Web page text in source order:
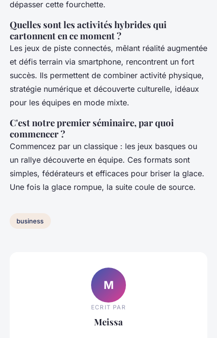
dépasser cette fourchette.
Quelles sont les activités hybrides qui
cartonnent en ce moment ?
Les jeux de piste connectés, mêlant réalité augmentée
et défis terrain via smartphone, rencontrent un fort
succès. Ils permettent de combiner activité physique,
stratégie numérique et découverte culturelle, idéaux
pour les équipes en mode mixte.
C'est notre premier séminaire, par quoi
commencer ?
Commencez par un classique : les jeux basques ou
un rallye découverte en équipe. Ces formats sont
simples, fédérateurs et efficaces pour briser la glace.
Une fois la glace rompue, la suite coule de source.
business
M
ECRIT PAR
Meissa